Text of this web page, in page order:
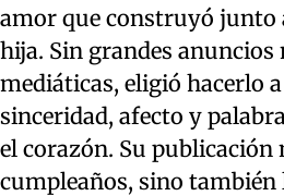
amor que construyó junto
hija. Sin grandes anuncios
mediáticas, eligió hacerlo
sinceridad, afecto y
el corazón. Su publicación
cumpleaños, sino también